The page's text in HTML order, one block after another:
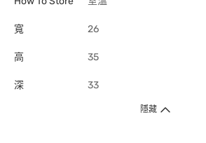
寬 26
高 35
深 33
隱藏